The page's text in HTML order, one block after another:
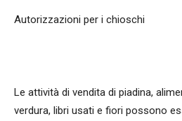
Autorizzazioni per i chioschi
Le attività di vendita di piadina,
verdura, libri usati e fiori possono